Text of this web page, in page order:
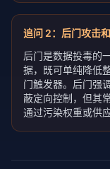
追问 2： 后门攻击
后门是数据投毒的
据，既可单纯降低
门触发器。后门强
蔽定向控制，但其
通过污染权重或供